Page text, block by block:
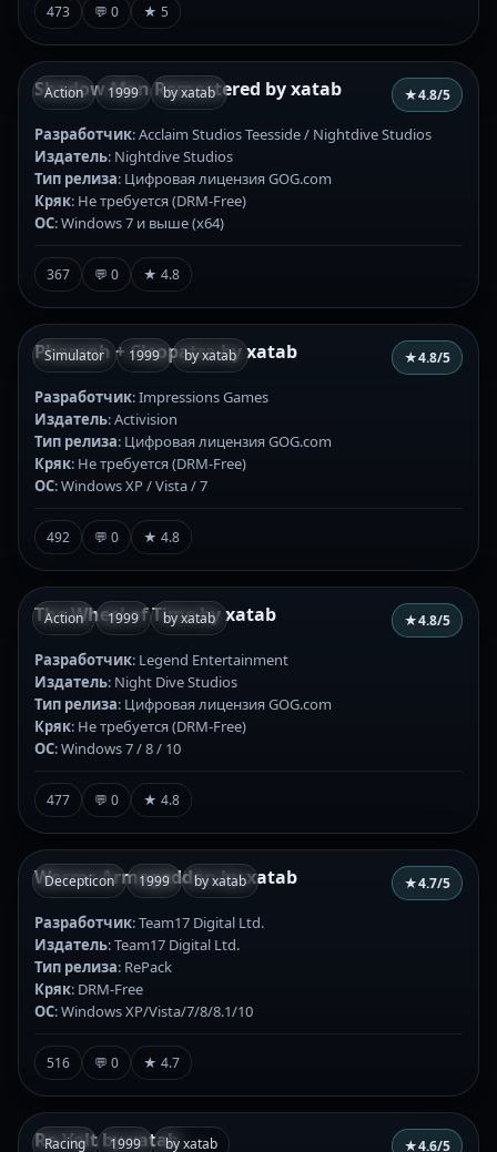
473 💬 0 ★ 5
Action 1999 by xatab
Shadow Man Remastered by xatab ★4.8/5
Разработчик: Acclaim Studios Teesside / Nightdive Studios
Издатель: Nightdive Studios
Тип релиза: Цифровая лицензия GOG.com
Кряк: Не требуется (DRM-Free)
ОС: Windows 7 и выше (х64)
367 💬 0 ★ 4.8
Simulator 1999 by xatab
Pharaoh + Cleopatra by xatab ★4.8/5
Разработчик: Impressions Games
Издатель: Activision
Тип релиза: Цифровая лицензия GOG.com
Кряк: Не требуется (DRM-Free)
ОС: Windows XP / Vista / 7
492 💬 0 ★ 4.8
Action 1999 by xatab
The Wheel of Time by xatab ★4.8/5
Разработчик: Legend Entertainment
Издатель: Night Dive Studios
Тип релиза: Цифровая лицензия GOG.com
Кряк: Не требуется (DRM-Free)
ОС: Windows 7 / 8 / 10
477 💬 0 ★ 4.8
Decepticon 1999 by xatab
Worms Armageddon by xatab ★4.7/5
Разработчик: Team17 Digital Ltd.
Издатель: Team17 Digital Ltd.
Тип релиза: RePack
Кряк: DRM-Free
ОС: Windows XP/Vista/7/8/8.1/10
516 💬 0 ★ 4.7
Racing 1999 by xatab
Re-Volt by xatab ★4.6/5